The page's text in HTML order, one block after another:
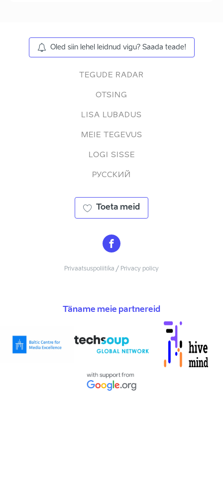
Oled siin lehel leidnud vigu? Saada teade!
TEGUDE RADAR
OTSING
LISA LUBADUS
MEIE TEGEVUS
LOGI SISSE
РУССКИЙ
Toeta meid
Privaatsuspoliitika / Privacy policy
Täname meie partnereid